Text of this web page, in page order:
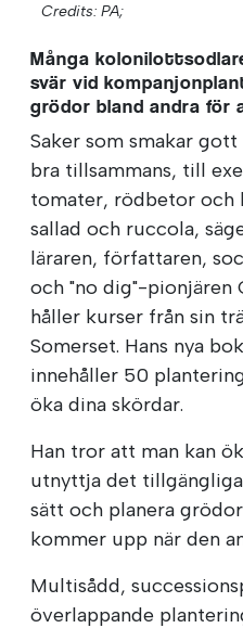
Credits: PA;
Många
svär vid
grödor bland andra för
Saker som smakar
bra tillsammans, till
tomater, rödbetor och
sallad och ruccola,
läraren, författaren,
och "no dig"-pionjären
håller kurser från sin
Somerset. Hans nya
innehåller 50
öka dina skördar.
Han tror att man kan
utnyttja det
sätt och planera
kommer upp när den
Multisådd,
överlappande